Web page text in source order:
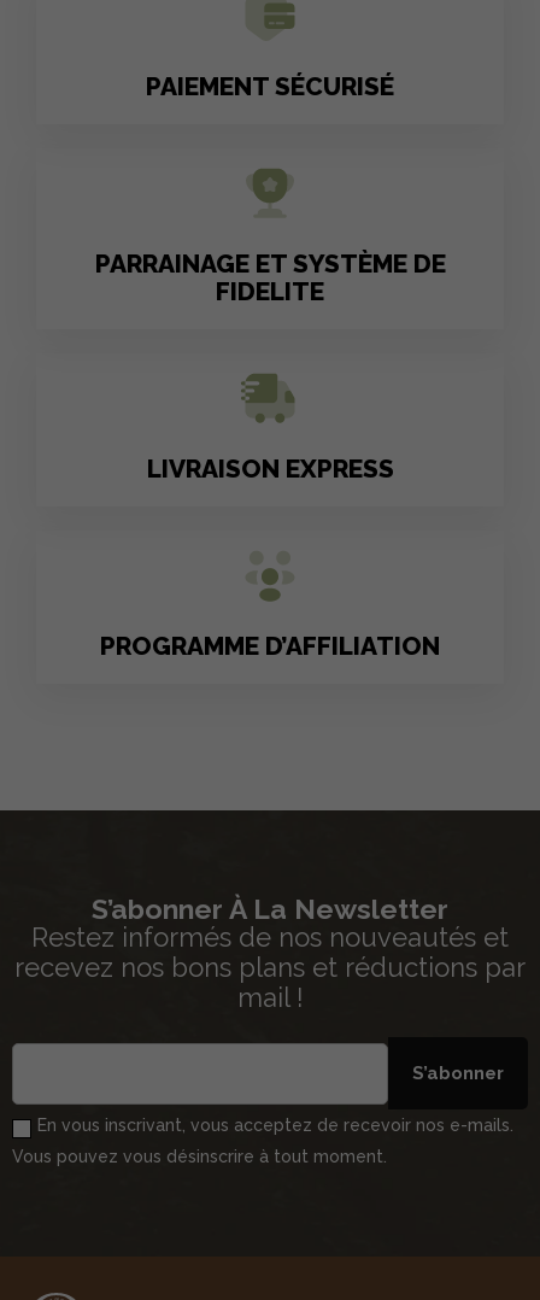
PAIEMENT SÉCURISÉ
PARRAINAGE ET SYSTÈME DE
FIDELITE
LIVRAISON EXPRESS
PROGRAMME D’AFFILIATION
S’abonner À La Newsletter
Restez informés de nos nouveautés et
recevez nos bons plans et réductions par
mail !
S’abonner
En vous inscrivant, vous acceptez de recevoir nos e-mails.
Vous pouvez vous désinscrire à tout moment.